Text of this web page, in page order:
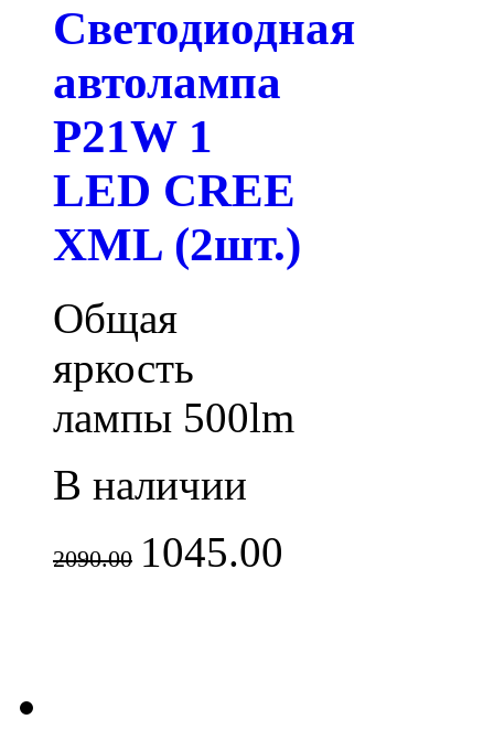
Светодиодная
автолампа
P21W 1
LED CREE
XML (2шт.)
Общая
яркость
лампы 500lm
В наличии
2090.00 1045.00